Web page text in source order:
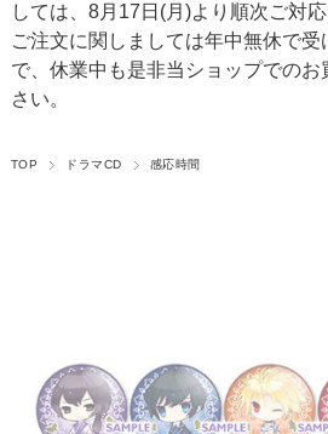
しては、8月17日(月)より順次ご対
ご注文に関しましては年中無休で
で、休業中も是非当ショップでの
さい。
TOP ドラマCD 感応時間